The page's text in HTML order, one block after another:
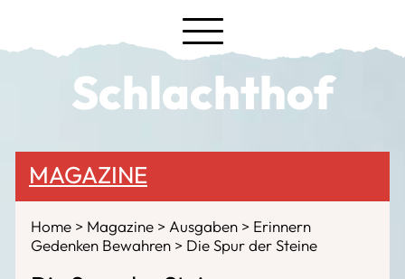
Schlachthof
MAGAZINE
Home Magazine Ausgaben
Erinnern
Gedenken Bewahren
Die Spur der Steine